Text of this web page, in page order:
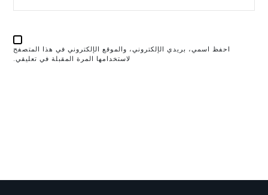
احفظ اسمي، بريدي الإلكتروني، والموقع الإلكتروني في هذا المتصفح
لاستخدامها المرة المقبلة في تعليقي.